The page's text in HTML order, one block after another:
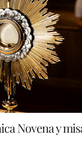
Novena y